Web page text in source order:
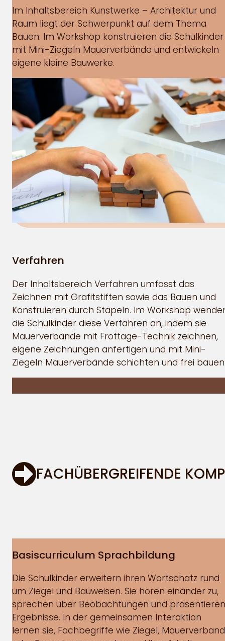
Im Inhaltsbereich Kunstwerke – Architektur und
Raum liegt der Schwerpunkt auf dem Thema
Bauen. Im Workshop konstruieren die Schulkinder
mit Mini-Ziegeln Mauerverbände und entwickeln
eigene kleine Bauwerke.
Verfahren
Der Inhaltsbereich Verfahren umfasst das
Zeichnen mit Grafitstiften sowie das Bauen und
Konstruieren durch Stapeln. Im Workshop
die Schulkinder diese Verfahren an, indem sie
Mauerverbände mit Frottage-Technik zeichnen,
eigene Zeichnungen anfertigen und mit Mini-
Ziegeln Mauerverbände schichten und frei
FACHÜBERGREIFENDE
Basiscurriculum Sprachbildung
Die Schulkinder erweitern ihren Wortschatz rund
um Ziegel und Bauweisen. Sie hören einander zu,
sprechen über Beobachtungen und präsentieren
Ergebnisse. In der gemeinsamen Interaktion
lernen sie, Fachbegriffe wie Ziegel, Mauerverband